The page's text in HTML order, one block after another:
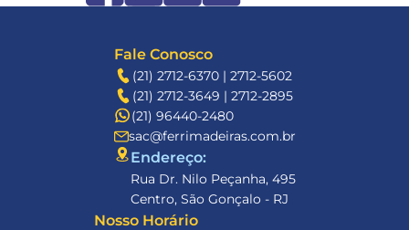
Fale Conosco
(21) 2712-6370 | 2712-5602
(21) 2712-3649 | 2712-2895
(21) 96440-2480
sac@ferrimadeiras.com.br
Endereço:
Rua Dr. Nilo Peçanha, 495
Centro, São Gonçalo - RJ
Nosso Horário